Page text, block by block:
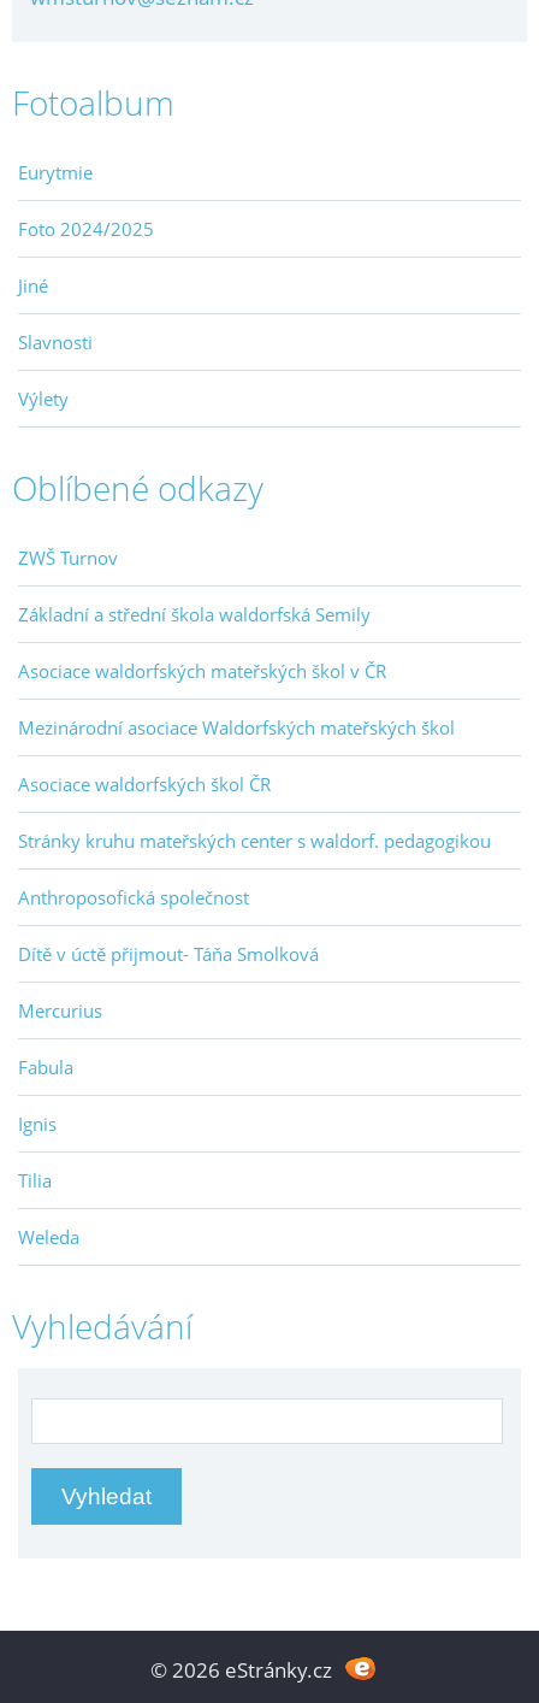
Fotoalbum
Eurytmie
Foto 2024/2025
Jiné
Slavnosti
Výlety
Oblíbené odkazy
ZWŠ Turnov
Základní a střední škola waldorfská Semily
Asociace waldorfských mateřských škol v ČR
Mezinárodní asociace Waldorfských mateřských škol
Asociace waldorfských škol ČR
Stránky kruhu mateřských center s waldorf. pedagogikou
Anthroposofická společnost
Dítě v úctě přijmout- Táňa Smolková
Mercurius
Fabula
Ignis
Tilia
Weleda
Vyhledávání
© 2026 eStránky.cz